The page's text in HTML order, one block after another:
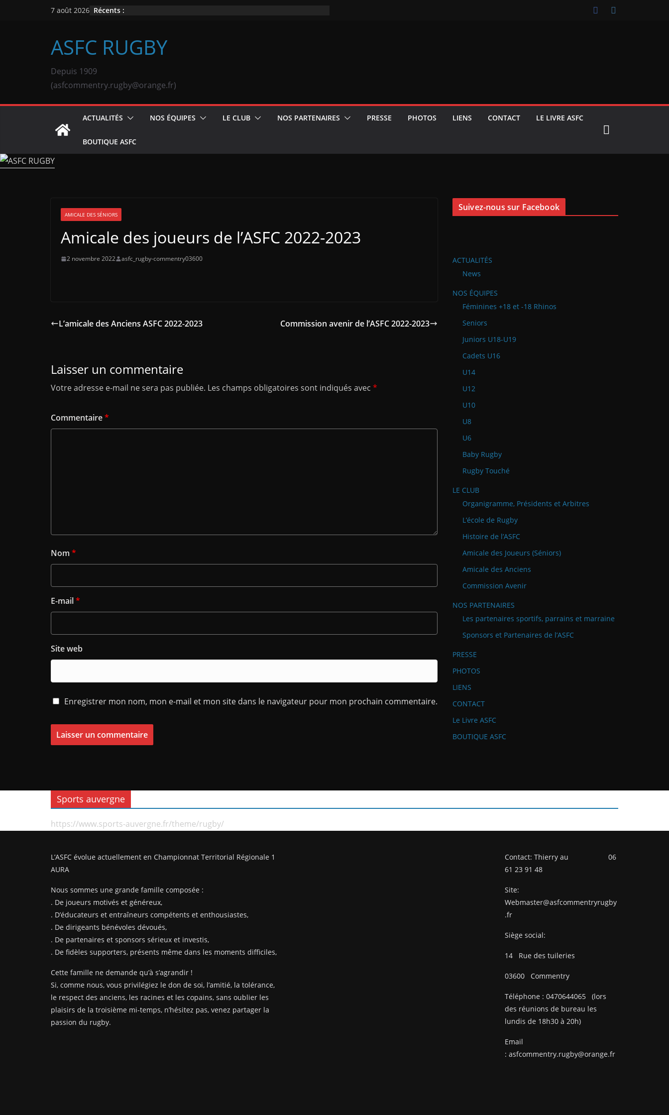
7 août 2026 Récents :
ASFC RUGBY
Depuis 1909
(asfcommentry.rugby@orange.fr)
ACTUALITÉS NOS ÉQUIPES LE CLUB NOS PARTENAIRES PRESSE PHOTOS LIENS CONTACT LE LIVRE ASFC
BOUTIQUE ASFC
AMICALE DES SÉNIORS
Amicale des joueurs de l’ASFC 2022-2023
2 novembre 2022 asfc_rugby-commentry03600
L’amicale des Anciens ASFC 2022-2023 Commission avenir de l’ASFC 2022-2023
Laisser un commentaire
Votre adresse e-mail ne sera pas publiée. Les champs obligatoires sont indiqués avec *
Commentaire*
Nom *
E-mail*
Site web
Enregistrer mon nom, mon e-mail et mon site dans le navigateur pour mon prochain commentaire.
Suivez-nous sur Facebook
ACTUALITÉS
News
NOS ÉQUIPES
Féminines +18 et -18 Rhinos
Seniors
Juniors U18-U19
Cadets U16
U14
U12
U10
U8
U6
Baby Rugby
Rugby Touché
LE CLUB
Organigramme, Présidents et Arbitres
L’école de Rugby
Histoire de l’ASFC
Amicale des Joueurs (Séniors)
Amicale des Anciens
Commission Avenir
NOS PARTENAIRES
Les partenaires sportifs, parrains et marraine
Sponsors et Partenaires de l’ASFC
PRESSE
PHOTOS
LIENS
CONTACT
Le Livre ASFC
BOUTIQUE ASFC
Sports auvergne
https://www.sports-auvergne.fr/theme/rugby/
L’ASFC évolue actuellement en Championnat Territorial Régionale 1
AURA
Nous sommes une grande famille composée :
. De joueurs motivés et généreux,
. D’éducateurs et entraîneurs compétents et enthousiastes,
. De dirigeants bénévoles dévoués,
. De partenaires et sponsors sérieux et investis,
. De fidèles supporters, présents même dans les moments difficiles,
Cette famille ne demande qu’à s’agrandir !
Si, comme nous, vous privilégiez le don de soi, l’amitié, la tolérance,
le respect des anciens, les racines et les copains, sans oublier les
plaisirs de la troisième mi-temps, n’hésitez pas, venez partager la
passion du rugby.
Contact: Thierry au 06
61 23 91 48
Site:
Webmaster@asfcommentryrugby
.fr
Siège social:
14 Rue des tuileries
03600 Commentry
Téléphone : 0470644065
(lors
des réunions de bureau les
lundis de 18h30 à 20h)
Email
: asfcommentry.rugby@orange.fr